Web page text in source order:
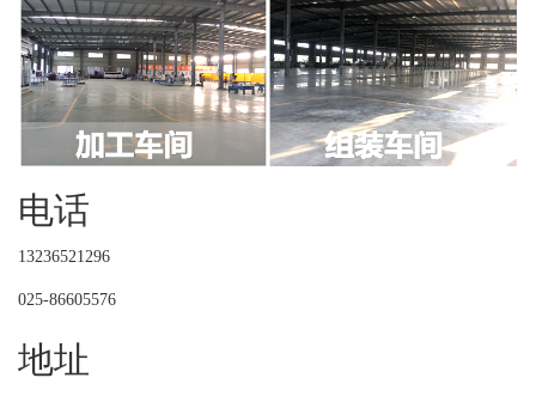
电话
13236521296
025-86605576
地址